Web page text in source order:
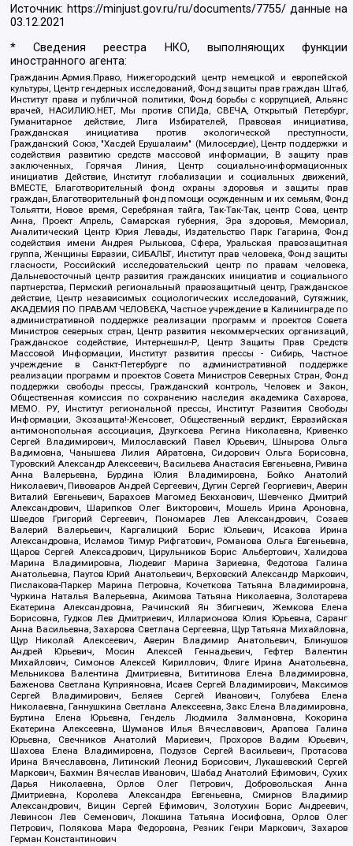
Источник: https://minjust.gov.ru/ru/documents/7755/ данные на
03.12.2021
* Сведения реестра НКО, выполняющих функции
иностранного агента:
Гражданин.Армия.Право, Нижегородский центр немецкой и европейской
культуры, Центр гендерных исследований, Фонд защиты прав граждан Штаб,
Институт права и публичной политики, Фонд борьбы с коррупцией, Альянс
врачей, НАСИЛИЮ.НЕТ, Мы против СПИДа, СВЕЧА, Открытый Петербург,
Гуманитарное действие, Лига Избирателей, Правовая инициатива,
Гражданская инициатива против экологической преступности,
Гражданский Союз, "Хасдей Ерушалаим" (Милосердие), Центр поддержки и
содействия развитию средств массовой информации, В защиту прав
заключенных, Горячая Линия, Центр социально-информационных
инициатив Действие, Институт глобализации и социальных движений,
ВМЕСТЕ, Благотворительный фонд охраны здоровья и защиты прав
граждан, Благотворительный фонд помощи осужденным и их семьям, Фонд
Тольятти, Новое время, Серебряная тайга, Так-Так-Так, центр Сова, центр
Анна, Проект Апрель, Самарская губерния, Эра здоровья, Мемориал,
Аналитический Центр Юрия Левады, Издательство Парк Гагарина, Фонд
содействия имени Андрея Рылькова, Сфера, Уральская правозащитная
группа, Женщины Евразии, СИБАЛЬТ, Институт прав человека, Фонд защиты
гласности, Российский исследовательский центр по правам человека,
Дальневосточный центр развития гражданских инициатив и социального
партнерства, Пермский региональный правозащитный центр, Гражданское
действие, Центр независимых социологических исследований, Сутяжник,
АКАДЕМИЯ ПО ПРАВАМ ЧЕЛОВЕКА, Частное учреждение в Калининграде по
административной поддержке реализации программ и проектов Совета
Министров северных стран, Центр развития некоммерческих организаций,
Гражданское содействие, Интернешнл-Р, Центр Защиты Прав Средств
Массовой Информации, Институт развития прессы - Сибирь, Частное
учреждение в Санкт-Петербурге по административной поддержке
реализации программ и проектов Совета Министров Северных Стран, Фонд
поддержки свободы прессы, Гражданский контроль, Человек и Закон,
Общественная комиссия по сохранению наследия академика Сахарова,
МЕМО. РУ, Институт региональной прессы, Институт Развития Свободы
Информации, Экозащита!-Женсовет, Общественный вердикт, Евразийская
антимонопольная ассоциация, Дзугкоева Регина Николаевна, Кривенко
Сергей Владимирович, Милославский Павел Юрьевич, Шнырова Ольга
Вадимовна, Чанышева Лилия Айратовна, Сидорович Ольга Борисовна,
Туровский Александр Алексеевич, Васильева Анастасия Евгеньевна, Ривина
Анна Валерьевна, Бурдина Юлия Владимировна, Бойко Анатолий
Николаевич, Пивоваров Андрей Сергеевич, Дугин Сергей Георгиевич, Аверин
Виталий Евгеньевич, Барахоев Магомед Бекханович, Шевченко Дмитрий
Александрович, Шарипков Олег Викторович, Мошель Ирина Ароновна,
Шведов Григорий Сергеевич, Пономарев Лев Александрович, Созаев
Валерий Валерьевич, Каргалицкий Борис Юльевич, Исакова Ирина
Александровна, Исламов Тимур Рифгатович, Романова Ольга Евгеньевна,
Щаров Сергей Алексадрович, Цирульников Борис Альбертович, Халидова
Марина Владимировна, Людевиг Марина Зариевна, Федотова Галина
Анатольевна, Паутов Юрий Анатольевич, Верховский Александр Маркович,
Пислакова-Паркер Марина Петровна, Кочеткова Татьяна Владимировна,
Чуркина Наталья Валерьевна, Акимова Татьяна Николаевна, Золотарева
Екатерина Александровна, Рачинский Ян Збигневич, Жемкова Елена
Борисовна, Гудков Лев Дмитриевич, Илларионова Юлия Юрьевна, Саранг
Анна Васильевна, Захарова Светлана Сергеевна, Щур Татьяна Михайловна,
Щур Николай Алексеевич, Аверин Владимир Анатольевич, Блинушов
Андрей Юрьевич, Мосин Алексей Геннадьевич, Гефтер Валентин
Михайлович, Симонов Алексей Кириллович, Флиге Ирина Анатольевна,
Мельникова Валентина Дмитриевна, Вититинова Елена Владимировна,
Баженова Светлана Куприяновна, Исаев Сергей Владимирович, Максимов
Сергей Владимирович, Беляев Сергей Иванович, Голубева Елена
Николаевна, Ганнушкина Светлана Алексеевна, Закс Елена Владимировна,
Буртина Елена Юрьевна, Гендель Людмила Залмановна, Кокорина
Екатерина Алексеевна, Шуманов Илья Вячеславович, Арапова Галина
Юрьевна, Свечников Анатолий Мариевич, Прохоров Вадим Юрьевич,
Шахова Елена Владимировна, Подузов Сергей Васильевич, Протасова
Ирина Вячеславовна, Литинский Леонид Борисович, Лукашевский Сергей
Маркович, Бахмин Вячеслав Иванович, Шабад Анатолий Ефимович, Сухих
Дарья Николаевна, Орлов Олег Петрович, Добровольская Анна
Дмитриевна, Королева Александра Евгеньевна, Смирнов Владимир
Александрович, Вицин Сергей Ефимович, Золотухин Борис Андреевич,
Левинсон Лев Семенович, Локшина Татьяна Иосифовна, Орлов Олег
Петрович, Полякова Мара Федоровна, Резник Генри Маркович, Захаров
Герман Константинович